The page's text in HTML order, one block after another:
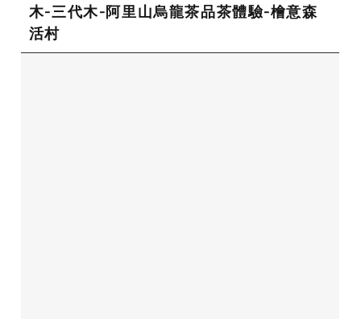
木-三代木-阿里山烏龍茶品茶體驗-檜意森
活村